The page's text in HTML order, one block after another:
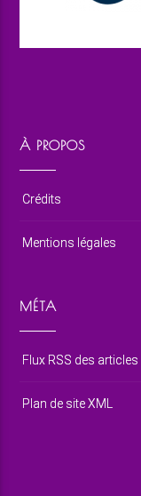
À PROPOS
Crédits
Mentions légales
MÉTA
Flux RSS des articles
Plan de site XML